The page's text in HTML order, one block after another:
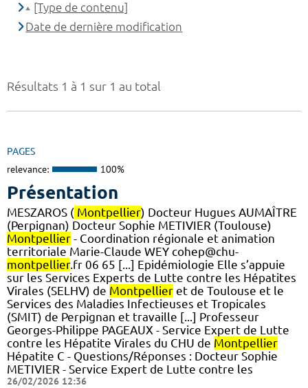
Résultats 1 à 1 sur 1 au total
PAGES
relevance: 100%
Présentation
MESZAROS ( Montpellier) Docteur Hugues AUMAÎTRE
(Perpignan) Docteur Sophie METIVIER (Toulouse)
Montpellier - Coordination régionale et animation
territoriale Marie-Claude WEY cohep@chu-
montpellier.fr 06 65 [...] Epidémiologie Elle s’appuie
sur les Services Experts de Lutte contre les Hépatites
Virales (SELHV) de Montpellier et de Toulouse et le
Services des Maladies Infectieuses et Tropicales
(SMIT) de Perpignan et travaille [...] Professeur
Georges-Philippe PAGEAUX - Service Expert de Lutte
contre les Hépatite Virales du CHU de Montpellier
Hépatite C - Questions/Réponses : Docteur Sophie
METIVIER - Service Expert de Lutte contre les
26/02/2026 12:36
[Type de contenu]
Date de dernière modification